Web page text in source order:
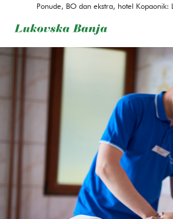
Ponude, BO dan ekstra, hotel Kopaonik: